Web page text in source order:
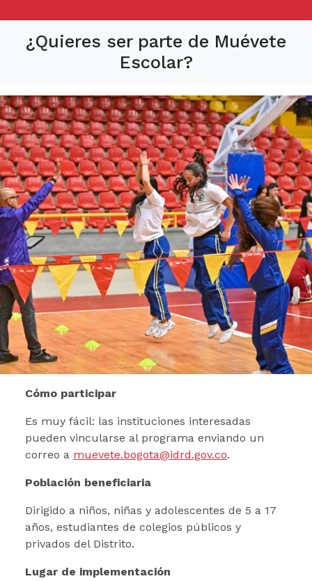
¿Quieres ser parte de Muévete
Escolar?
Cómo participar
Es muy fácil: las instituciones interesadas
pueden vincularse al programa enviando un
correo a muevete.bogota@idrd.gov.co.
Población beneficiaria
Dirigido a niños, niñas y adolescentes de 5 a 17
años, estudiantes de colegios públicos y
privados del Distrito.
Lugar de implementación